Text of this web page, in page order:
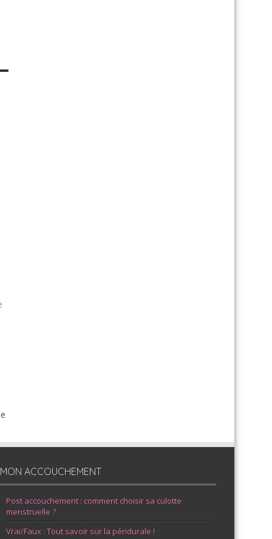
MON ACCOUCHEMENT
Post accouchement : comment choisir sa culotte
menstruelle ?
Vrai/Faux : Tout savoir sur la péridurale !